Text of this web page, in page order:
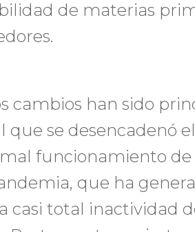
de materias
cambios han sido
que se desencadenó
funcionamiento
que ha
casi total inactividad